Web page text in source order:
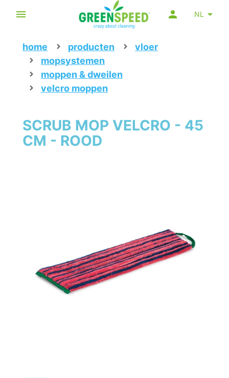
NL
home producten
vloer
mopsystemen
moppen & dweilen
velcro moppen
SCRUB MOP VELCRO - 45
CM - ROOD